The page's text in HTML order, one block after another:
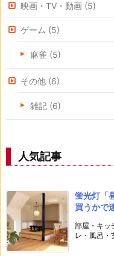
映画・TV・動画 (5)
ゲーム (5)
麻雀 (5)
その他 (6)
雑記 (6)
人気記事
蛍光灯「
買うかで
部屋・キッ
レ・風呂・